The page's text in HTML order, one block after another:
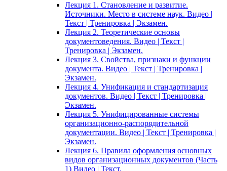
Лекция 1. Становление и развитие.
Источники. Место в системе наук. Видео |
Текст | Тренировка | Экзамен.
Лекция 2. Теоретические основы
документоведения. Видео | Текст |
Тренировка | Экзамен.
Лекция 3. Свойства, признаки и функции
документа. Видео | Текст | Тренировка |
Экзамен.
Лекция 4. Унификация и стандартизация
документов. Видео | Текст | Тренировка |
Экзамен.
Лекция 5. Унифицированные системы
организационно-распорядительной
документации. Видео | Текст | Тренировка |
Экзамен.
Лекция 6. Правила оформления основных
видов организационных документов (Часть
1) Видео | Текст.